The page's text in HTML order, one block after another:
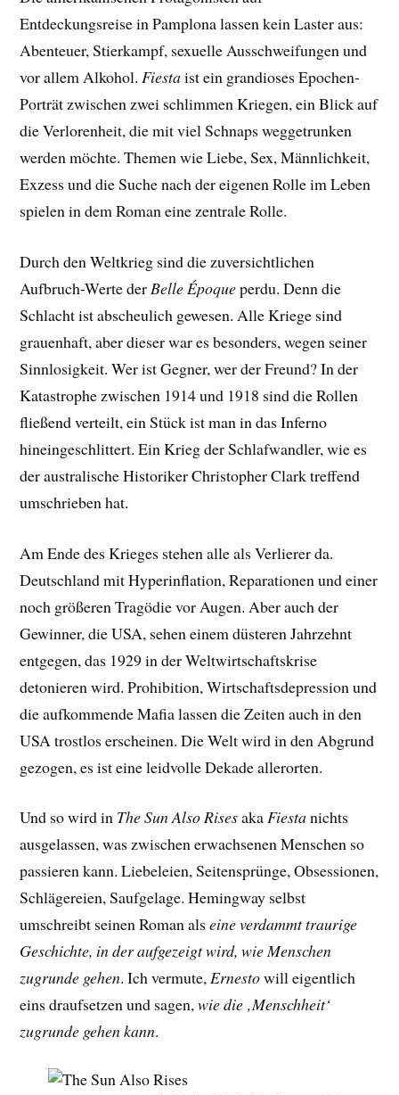
Entdeckungsreise in Pamplona lassen kein Laster aus:
Abenteuer, Stierkampf, sexuelle Ausschweifungen und
vor allem Alkohol.Fiestaist ein grandioses Epochen-
Porträt zwischen zwei schlimmen Kriegen, ein Blick auf
die Verlorenheit, die mit viel Schnaps weggetrunken
werden möchte. Themen wie Liebe, Sex, Männlichkeit,
Exzess und die Suche nach der eigenen Rolle im Leben
spielen in dem Roman eine zentrale Rolle.
Durch den Weltkrieg sind die zuversichtlichen
Aufbruch-Werte derBelle Époqueperdu. Denn die
Schlacht ist abscheulich gewesen. Alle Kriege sind
grauenhaft, aber dieser war es besonders, wegen seiner
Sinnlosigkeit. Wer ist Gegner, wer der Freund? In der
Katastrophe zwischen 1914 und 1918 sind die Rollen
fließend verteilt, ein Stück ist man in das Inferno
hineingeschlittert. Ein Krieg der Schlafwandler, wie es
der australische Historiker Christopher Clark treffend
umschrieben hat.
Am Ende des Krieges stehen alle als Verlierer da.
Deutschland mit Hyperinflation, Reparationen und einer
noch größeren Tragödie vor Augen. Aber auch der
Gewinner, die USA, sehen einem düsteren Jahrzehnt
entgegen, das 1929 in der Weltwirtschaftskrise
detonieren wird. Prohibition, Wirtschaftsdepression und
die aufkommende Mafia lassen die Zeiten auch in den
USA trostlos erscheinen. Die Welt wird in den Abgrund
gezogen, es ist eine leidvolle Dekade allerorten.
Und so wird in The Sun Also RisesakaFiestanichts
ausgelassen, was zwischen erwachsenen Menschen so
passieren kann. Liebeleien, Seitensprünge, Obsessionen,
Schlägereien, Saufgelage. Hemingway selbst
umschreibt seinen Roman alseine verdammt traurige
Geschichte, in der aufgezeigt wird, wie Menschen
zugrunde gehen. Ich vermute,Ernestowill eigentlich
eins draufsetzen und sagen,wie die ‚Menschheit‘
zugrunde gehen kann.